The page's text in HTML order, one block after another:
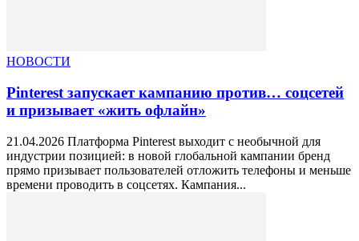
НОВОСТИ
Pinterest запускает кампанию против… соцсетей
и призывает «жить офлайн»
21.04.2026 Платформа Pinterest выходит с необычной для
индустрии позицией: в новой глобальной кампании бренд
прямо призывает пользователей отложить телефоны и меньше
времени проводить в соцсетях. Кампания...